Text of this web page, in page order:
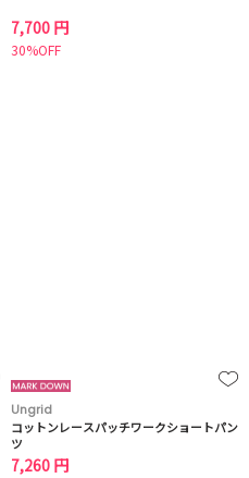
7,700 円
30%OFF
Ungrid
コットンレースパッチワークショートパン
ツ
7,260 円